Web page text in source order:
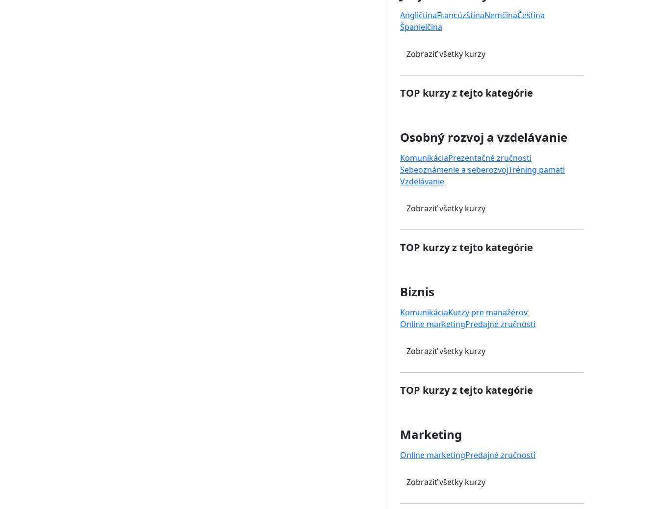
AngličtinaFrancúzštinaNemčinaČeština
Španielčina
Zobraziť všetky kurzy
TOP kurzy z tejto kategórie
Osobný rozvoj a vzdelávanie
KomunikáciaPrezentačné zručnosti
Sebeoznámenie a seberozvojTréning pamäti
Vzdelávanie
Zobraziť všetky kurzy
TOP kurzy z tejto kategórie
Biznis
KomunikáciaKurzy pre manažérov
Online marketingPredajné zručnosti
Zobraziť všetky kurzy
TOP kurzy z tejto kategórie
Marketing
Online marketingPredajné zručnosti
Zobraziť všetky kurzy